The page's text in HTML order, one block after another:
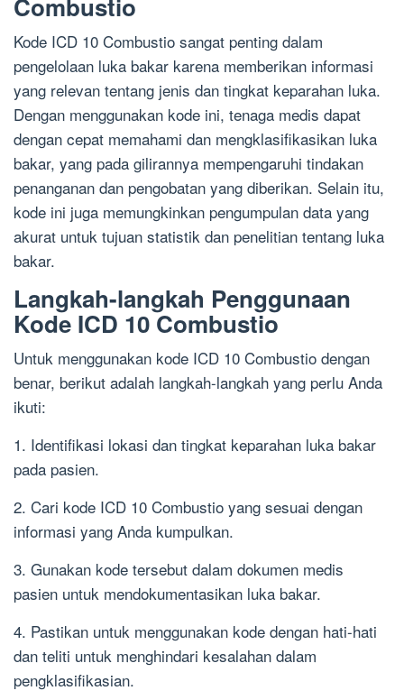
Combustio
Kode ICD 10 Combustio sangat penting dalam
pengelolaan luka bakar karena memberikan informasi
yang relevan tentang jenis dan tingkat keparahan luka.
Dengan menggunakan kode ini, tenaga medis dapat
dengan cepat memahami dan mengklasifikasikan luka
bakar, yang pada gilirannya mempengaruhi tindakan
penanganan dan pengobatan yang diberikan. Selain itu,
kode ini juga memungkinkan pengumpulan data yang
akurat untuk tujuan statistik dan penelitian tentang luka
bakar.
Langkah-langkah Penggunaan
Kode ICD 10 Combustio
Untuk menggunakan kode ICD 10 Combustio dengan
benar, berikut adalah langkah-langkah yang perlu Anda
ikuti:
1. Identifikasi lokasi dan tingkat keparahan luka bakar
pada pasien.
2. Cari kode ICD 10 Combustio yang sesuai dengan
informasi yang Anda kumpulkan.
3. Gunakan kode tersebut dalam dokumen medis
pasien untuk mendokumentasikan luka bakar.
4. Pastikan untuk menggunakan kode dengan hati-hati
dan teliti untuk menghindari kesalahan dalam
pengklasifikasian.